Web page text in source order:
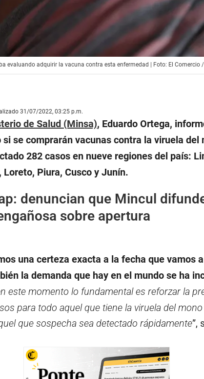
evaluando adquirir la vacuna contra esta enfermedad | Foto: El Comercio /
31/07/2022, 03:25 p.m.
de Salud (Minsa), Eduardo Ortega,
si se comprarán vacunas contra la viruela del
282 casos en nueve regiones del país:
Loreto, Piura, Cusco y Junín.
denuncian que Mincul
sobre apertura
una certeza exacta a la fecha que vamos
la demanda que hay en el mundo se ha
este momento lo fundamental es reforzar la
para todo aquel que tiene la viruela del
que sospecha sea detectado rápidamente”,